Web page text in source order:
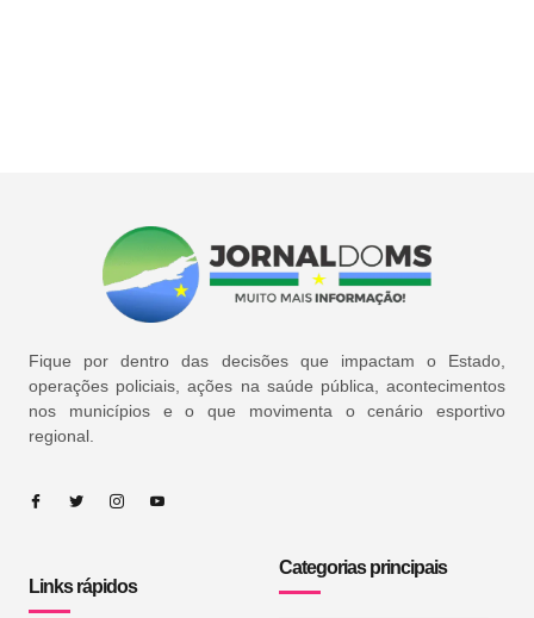
Fique por dentro das decisões que impactam o Estado,
operações policiais, ações na saúde pública, acontecimentos
nos municípios e o que movimenta o cenário esportivo
regional.
Links rápidos
Categorias principais